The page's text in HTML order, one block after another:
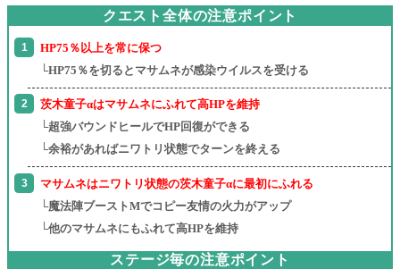
クエスト全体の注意ポイント
HP75％以上を常に保つ
└HP75％を切るとマサムネが感染ウイルスを受ける
茨木童子αはマサムネにふれて高HPを維持
└超強バウンドヒールでHP回復ができる
└余裕があればニワトリ状態でターンを終える
マサムネはニワトリ状態の茨木童子αに最初にふれる
└魔法陣ブーストMでコピー友情の火力がアップ
└他のマサムネにもふれて高HPを維持
ステージ毎の注意ポイント